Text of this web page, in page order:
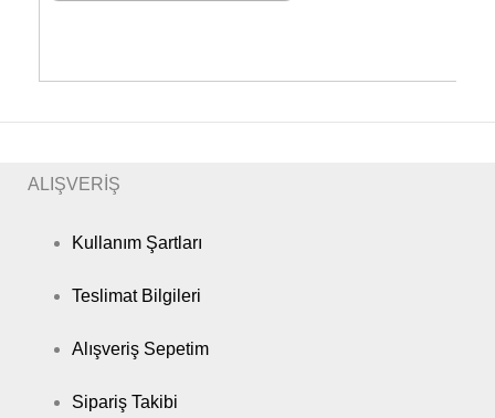
ALIŞVERİŞ
Kullanım Şartları
Teslimat Bilgileri
Alışveriş Sepetim
Sipariş Takibi